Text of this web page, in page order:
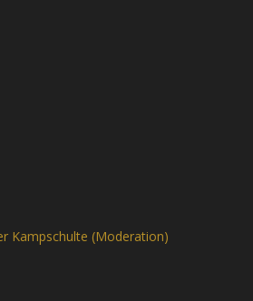
Kampschulte (Moderation)